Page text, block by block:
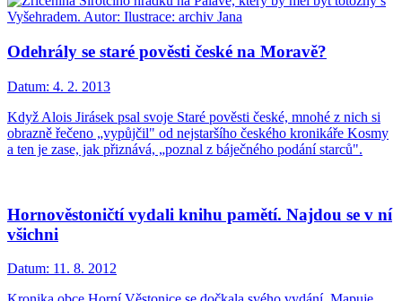
Odehrály se staré pověsti české na Moravě?
Datum: 4. 2. 2013
Když Alois Jirásek psal svoje Staré pověsti české, mnohé z nich si
obrazně řečeno „vypůjčil" od nejstaršího českého kronikáře Kosmy
a ten je zase, jak přiznává, „poznal z báječného podání starců".
Hornověstoničtí vydali knihu pamětí. Najdou se v ní
všichni
Datum: 11. 8. 2012